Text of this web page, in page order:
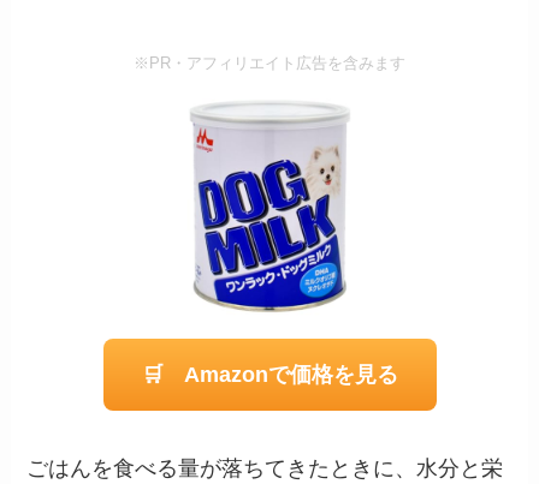
※PR・アフィリエイト広告を含みます
🛒 Amazonで価格を見る
ごはんを食べる量が落ちてきたときに、水分と栄